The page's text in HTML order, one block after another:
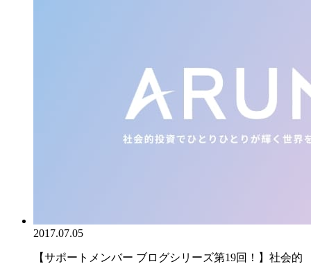
2017.07.05
【サポートメンバー ブログシリーズ第19回！】社会的